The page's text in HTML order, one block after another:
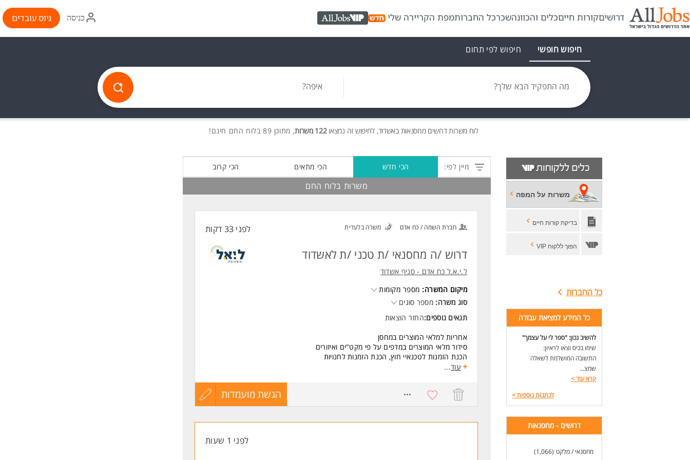
דרושיםקורות חייםכלים והכוונהשכרכל החברותמפת הקריירה שלי AllJobs VIP
איקון
התחברות
כניסה גיוס עובדים
חיפוש חופשי חיפוש לפי תחום
מה התפקיד הבא שלך? איפה?
לוח משרותדרושים מחסנאות באשדוד, לחיפוש זה נמצאו122 משרות , מתוכן 89 בלוח החם חינם!
משרות על המפה
בדיקת קורות חיים
הפוך ללקוח VIP
כל החברות
כל המידע למציאת עבודה
להשיב נכון: "ספר לי על עצמך"
שימו בכיס וצאו לראיון:
התשובה המושלמת לשאלה
שמצ...
קרא עוד>
לכתבות נוספות>
דרושים - מחסנאות
מחסנאי / מלקט (1,066)
מיין לפי: הכי חדש הכי מתאים הכי קרוב
משרות בלוח החם
חברת השמה / כח אדם משרה בלעדית לפני 33 דקות
דרוש /ה מחסנאי /ת טכני /ת לאשדוד
ל.י.א.ל כח אדם - סניף אשדוד
מיקום המשרה: מספר מקומות
סוג משרה: מספר סוגים
תנאים נוספים:החזר הוצאות
אחריות למלאי המוצרים במחסן
סידור מלאי המוצרים במדפים על פי מקט"ים ואיזורים
הכנת הזמנות לטכנאיי חוץ, הכנת הזמנות לחנויות
הכנת קבלת סחורה מספקים, קבלת החזרות מחנויות ולקוחות פרטיים
בוקר- 08:00-17:00 + שעות נוספות במידת הצורך.
רישיון מלגזה- יתרון
עוד...
הגשת מועמדות
עדכון
לפני 1 שעות